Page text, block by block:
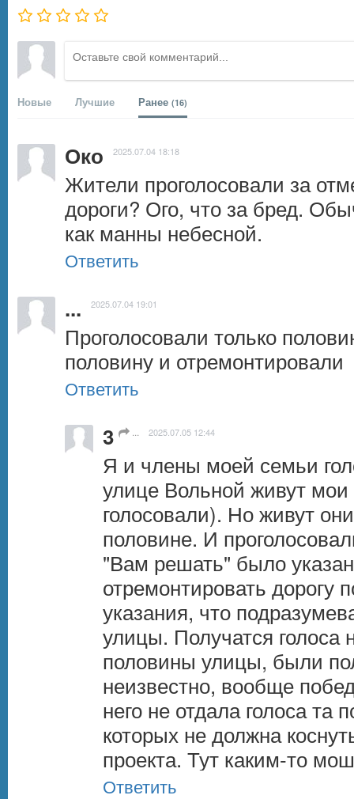
Новые Лучшие Ранее (16)
Око 2025.07.04 18:18
Жители проголосовали за
дороги? Ого, что за бред.
как манны небесной.
Ответить
... 2025.07.04 19:01
Проголосовали только
половину и отремонтировали
Ответить
3 2025.07.05 12:44
Я и члены моей семьи
улице Вольной живут
голосовали). Но живут
половине. И
"Вам решать" было
отремонтировать дорогу
указания, что
улицы. Получатся
половины улицы, были
неизвестно, вообще
него не отдала голоса та
которых не должна
проекта. Тут каким-то
Ответить